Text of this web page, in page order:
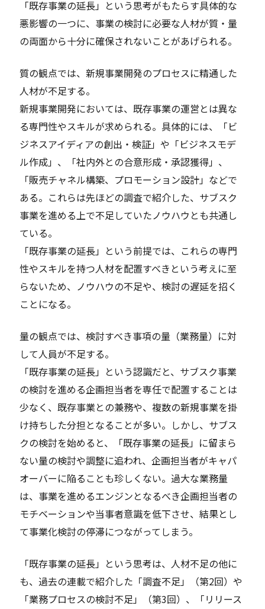
「既存事業の延長」という思考がもたらす具体的な
悪影響の一つに、事業の検討に必要な人材が質・量
の両面から十分に確保されないことがあげられる。
質の観点では、新規事業開発のプロセスに精通した
人材が不足する。
新規事業開発においては、既存事業の運営とは異な
る専門性やスキルが求められる。具体的には、「ビ
ジネスアイディアの創出・検証」や「ビジネスモデ
ル作成」、「社内外との合意形成・承認獲得」、
「販売チャネル構築、プロモーション設計」などで
ある。これらは先ほどの調査で紹介した、サブスク
事業を進める上で不足していたノウハウとも共通し
ている。
「既存事業の延長」という前提では、これらの専門
性やスキルを持つ人材を配置すべきという考えに至
らないため、ノウハウの不足や、検討の遅延を招く
ことになる。
量の観点では、検討すべき事項の量（業務量）に対
して人員が不足する。
「既存事業の延長」という認識だと、サブスク事業
の検討を進める企画担当者を専任で配置することは
少なく、既存事業との兼務や、複数の新規事業を掛
け持ちした分担となることが多い。しかし、サブス
クの検討を始めると、「既存事業の延長」に留まら
ない量の検討や調整に追われ、企画担当者がキャパ
オーバーに陥ることも珍しくない。過大な業務量
は、事業を進めるエンジンとなるべき企画担当者の
モチベーションや当事者意識を低下させ、結果とし
て事業化検討の停滞につながってしまう。
「既存事業の延長」という思考は、人材不足の他に
も、過去の連載で紹介した「調査不足」（第2回）や
「業務プロセスの検討不足」（第3回）、「リリース